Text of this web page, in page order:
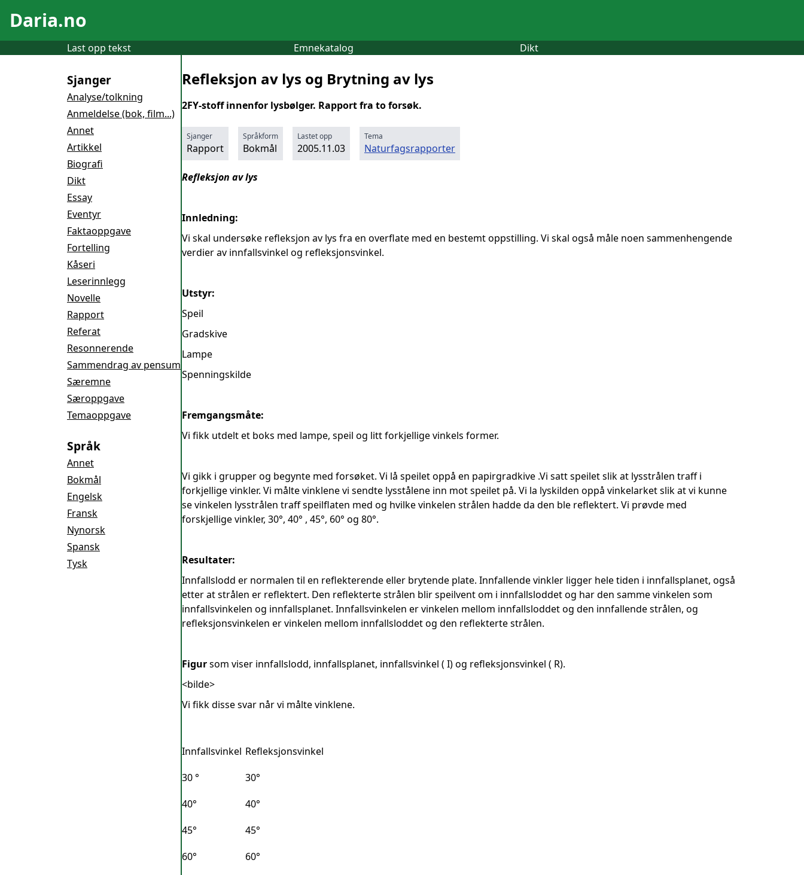
Daria.no
Last opp tekst Emnekatalog Dikt
Sjanger
Analyse/tolkning
Anmeldelse (bok, film...)
Annet
Artikkel
Biografi
Dikt
Essay
Eventyr
Faktaoppgave
Fortelling
Kåseri
Leserinnlegg
Novelle
Rapport
Referat
Resonnerende
Sammendrag av pensum
Særemne
Særoppgave
Temaoppgave
Språk
Annet
Bokmål
Engelsk
Fransk
Nynorsk
Spansk
Tysk
Refleksjon av lys og Brytning av lys
2FY-stoff innenfor lysbølger. Rapport fra to forsøk.
Sjanger
Rapport
Språkform
Bokmål
Lastet opp
2005.11.03
Tema
Naturfagsrapporter
Refleksjon av lys
Innledning:
Vi skal undersøke refleksjon av lys fra en overflate med en bestemt oppstilling. Vi skal også måle noen sammenhengende
verdier av innfallsvinkel og refleksjonsvinkel.
Utstyr:
Speil
Gradskive
Lampe
Spenningskilde
Fremgangsmåte:
Vi fikk utdelt et boks med lampe, speil og litt forkjellige vinkels former.
Vi gikk i grupper og begynte med forsøket. Vi lå speilet oppå en papirgradkive .Vi satt speilet slik at lysstrålen traff i
forkjellige vinkler. Vi målte vinklene vi sendte lysstålene inn mot speilet på. Vi la lyskilden oppå vinkelarket slik at vi kunne
se vinkelen lysstrålen traff speilflaten med og hvilke vinkelen strålen hadde da den ble reflektert. Vi prøvde med
forskjellige vinkler, 30°, 40° , 45°, 60° og 80°.
Resultater:
Innfallslodd er normalen til en reflekterende eller brytende plate. Innfallende vinkler ligger hele tiden i innfallsplanet, også
etter at strålen er reflektert. Den reflekterte strålen blir speilvent om i innfallsloddet og har den samme vinkelen som
innfallsvinkelen og innfallsplanet. Innfallsvinkelen er vinkelen mellom innfallsloddet og den innfallende strålen, og
refleksjonsvinkelen er vinkelen mellom innfallsloddet og den reflekterte strålen.
Figursom viser innfallslodd, innfallsplanet, innfallsvinkel ( I) og refleksjonsvinkel ( R).
<bilde>
Vi fikk disse svar når vi målte vinklene.
Innfallsvinkel Refleksjonsvinkel
30 °
30°
40°
40°
45°
45°
60°
60°